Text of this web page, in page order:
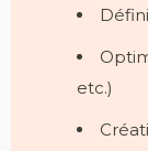
etc.)